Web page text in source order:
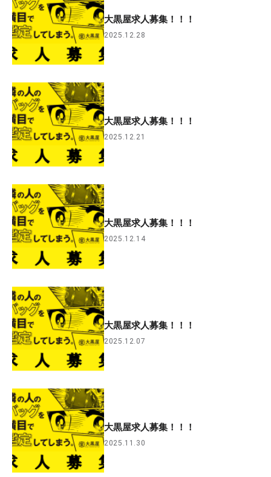
大黒屋求人募集！！！
2025.12.28
大黒屋求人募集！！！
2025.12.21
大黒屋求人募集！！！
2025.12.14
大黒屋求人募集！！！
2025.12.07
大黒屋求人募集！！！
2025.11.30